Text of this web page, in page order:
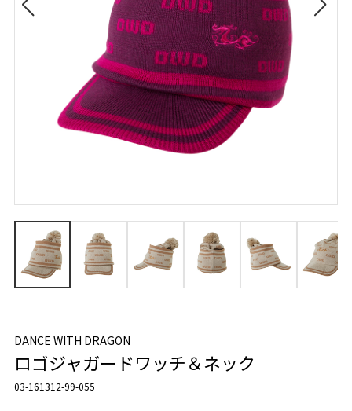
DANCE WITH DRAGON
ロゴジャガードワッチ＆ネック
03-161312-99-055